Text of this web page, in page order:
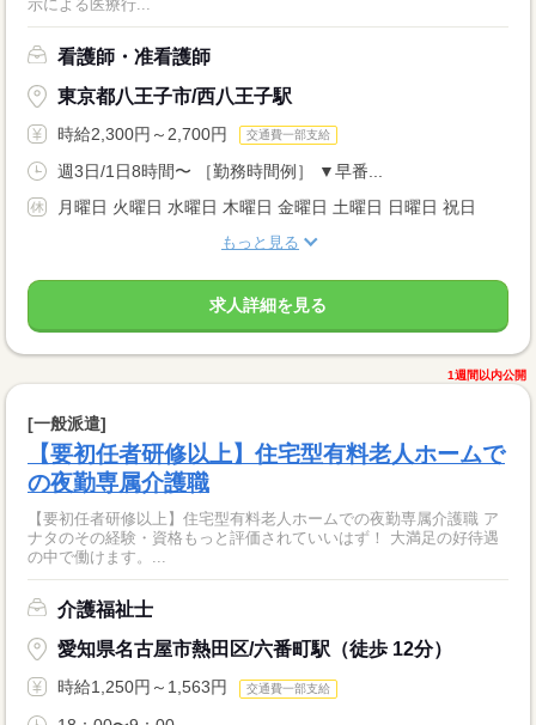
示による医療行...
看護師・准看護師
東京都八王子市/西八王子駅
時給2,300円～2,700円 交通費一部支給
週3日/1日8時間〜 ［勤務時間例］ ▼早番...
月曜日 火曜日 水曜日 木曜日 金曜日 土曜日 日曜日 祝日
もっと見る
求人詳細を見る
1週間以内公開
[一般派遣]
【要初任者研修以上】住宅型有料老人ホームで
の夜勤専属介護職
【要初任者研修以上】住宅型有料老人ホームでの夜勤専属介護職 ア
ナタのその経験・資格もっと評価されていいはず！ 大満足の好待遇
の中で働けます。...
介護福祉士
愛知県名古屋市熱田区/六番町駅（徒歩 12分）
時給1,250円～1,563円 交通費一部支給